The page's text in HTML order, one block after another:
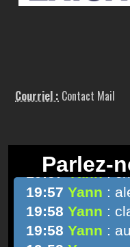
Courriel : Contact Mail